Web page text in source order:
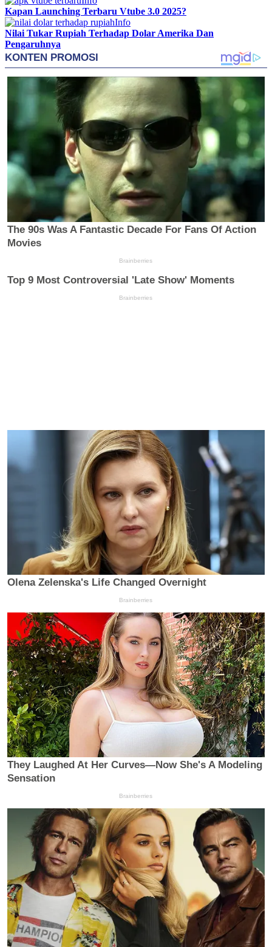
Kapan Launching Terbaru Vtube 3.0 2025?
Info
Nilai Tukar Rupiah Terhadap Dolar Amerika Dan
Pengaruhnya